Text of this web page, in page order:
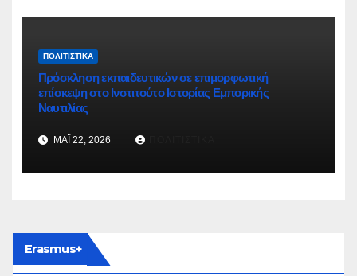
ΠΟΛΙΤΙΣΤΙΚΆ
Πρόσκληση εκπαιδευτικών σε επιμορφωτική
επίσκεψη στο Ινστιτούτο Ιστορίας Εμπορικής
Ναυτιλίας
ΜΆΙ 22, 2026
Erasmus+